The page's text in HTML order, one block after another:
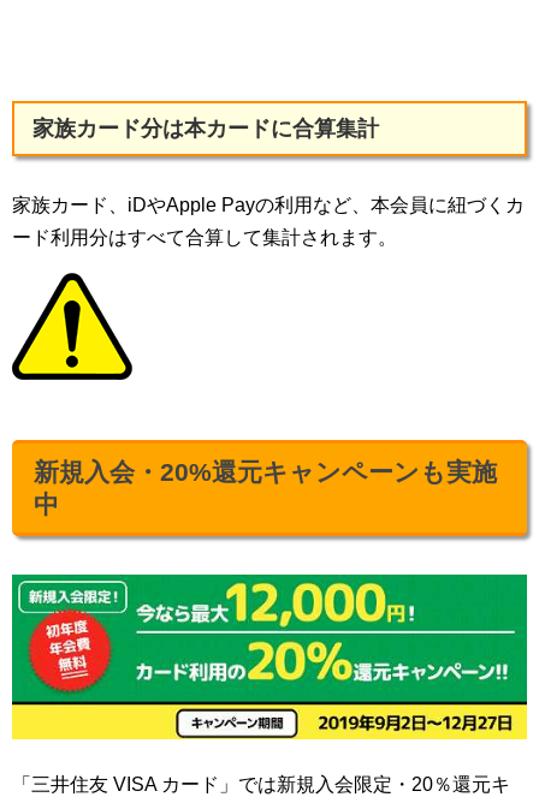
家族カード分は本カードに合算集計
家族カード、iDやApple Payの利用など、本会員に紐づくカ
ード利用分はすべて合算して集計されます。
新規入会・20%還元キャンペーンも実施
中
「三井住友 VISA カード」では新規入会限定・20％還元キ